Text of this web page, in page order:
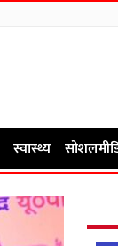
स्वास्थ्य